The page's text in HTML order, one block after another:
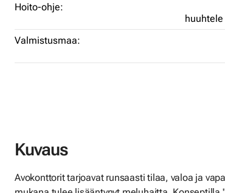
Hoito-ohje:
Valmistusmaa:
Kuvaus
Avokonttorit tarjoavat runsaasti tilaa, valoa ja